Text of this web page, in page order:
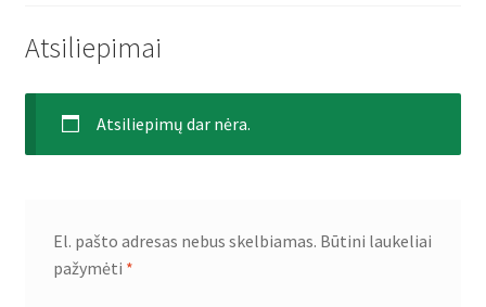
Atsiliepimai
Atsiliepimų dar nėra.
El. pašto adresas nebus skelbiamas. Būtini laukeliai
pažymėti *